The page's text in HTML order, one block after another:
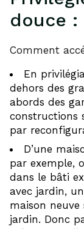
douce :
Comment
En
dehors des
abords des
constructions
par
D’une
par exemple,
dans le bâti
avec jardin,
maison
jardin. Donc